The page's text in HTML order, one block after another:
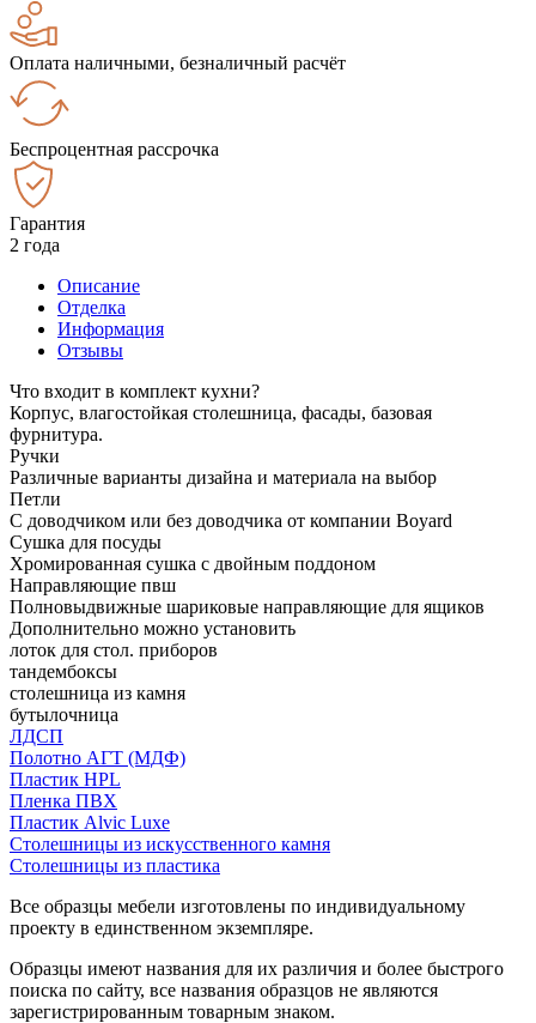
Оплата наличными, безналичный расчёт
Беспроцентная рассрочка
Гарантия
2 года
Описание
Отделка
Информация
Отзывы
Что входит в комплект кухни?
Корпус, влагостойкая столешница, фасады, базовая
фурнитура.
Ручки
Различные варианты дизайна и материала на выбор
Петли
С доводчиком или без доводчика от компании Boyard
Сушка для посуды
Хромированная сушка с двойным поддоном
Направляющие пвш
Полновыдвижные шариковые направляющие для ящиков
Дополнительно можно установить
лоток для стол. приборов
тандембоксы
столешница из камня
бутылочница
ЛДСП
Полотно АГТ (МДФ)
Пластик HPL
Пленка ПВХ
Пластик Alvic Luxe
Столешницы из искусственного камня
Столешницы из пластика
Все образцы мебели изготовлены по индивидуальному
проекту в единственном экземпляре.
Образцы имеют названия для их различия и более быстрого
поиска по сайту, все названия образцов не являются
зарегистрированным товарным знаком.